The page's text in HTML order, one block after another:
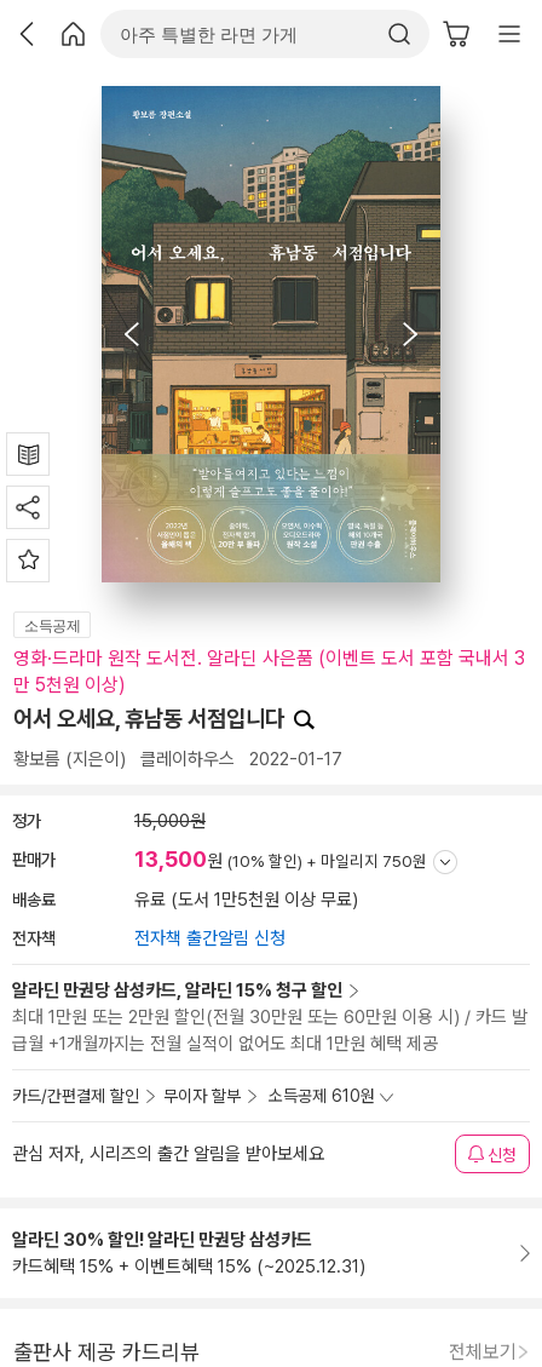
소득공제
영화·드라마 원작 도서전. 알라딘 사은품 (이벤트 도서 포함 국내서 3
만 5천원 이상)
어서 오세요, 휴남동 서점입니다
황보름 (지은이) 클레이하우스 2022-01-17
정가 15,000원
판매가 13,500원 (10% 할인) + 마일리지 750원
배송료 유료 (도서 1만5천원 이상 무료)
전자책 전자책 출간알림 신청
알라딘 만권당 삼성카드, 알라딘 15% 청구 할인
최대 1만원 또는 2만원 할인(전월 30만원 또는 60만원 이용 시) / 카드 발
급월 +1개월까지는 전월 실적이 없어도 최대 1만원 혜택 제공
카드/간편결제 할인 무이자 할부 소득공제 610원
관심 저자, 시리즈의 출간 알림을 받아보세요 신청
알라딘 30% 할인! 알라딘 만권당 삼성카드
카드혜택 15% + 이벤트혜택 15% (~2025.12.31)
출판사 제공 카드리뷰 전체보기